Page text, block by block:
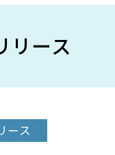
リース
ース